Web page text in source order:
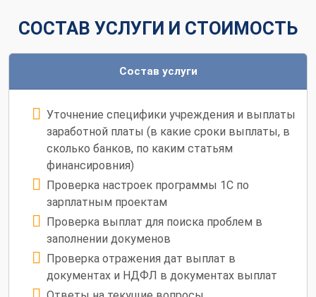
СОСТАВ УСЛУГИ И СТОИМОСТЬ
Состав услуги
Уточнение специфики учреждения и выплаты
заработной платы (в какие сроки выплаты, в
сколько банков, по каким статьям
финансировния)
Проверка настроек программы 1С по
зарплатным проектам
Проверка выплат для поиска проблем в
заполнении докуменов
Проверка отражения дат выплат в
документах и НДФЛ в документах выплат